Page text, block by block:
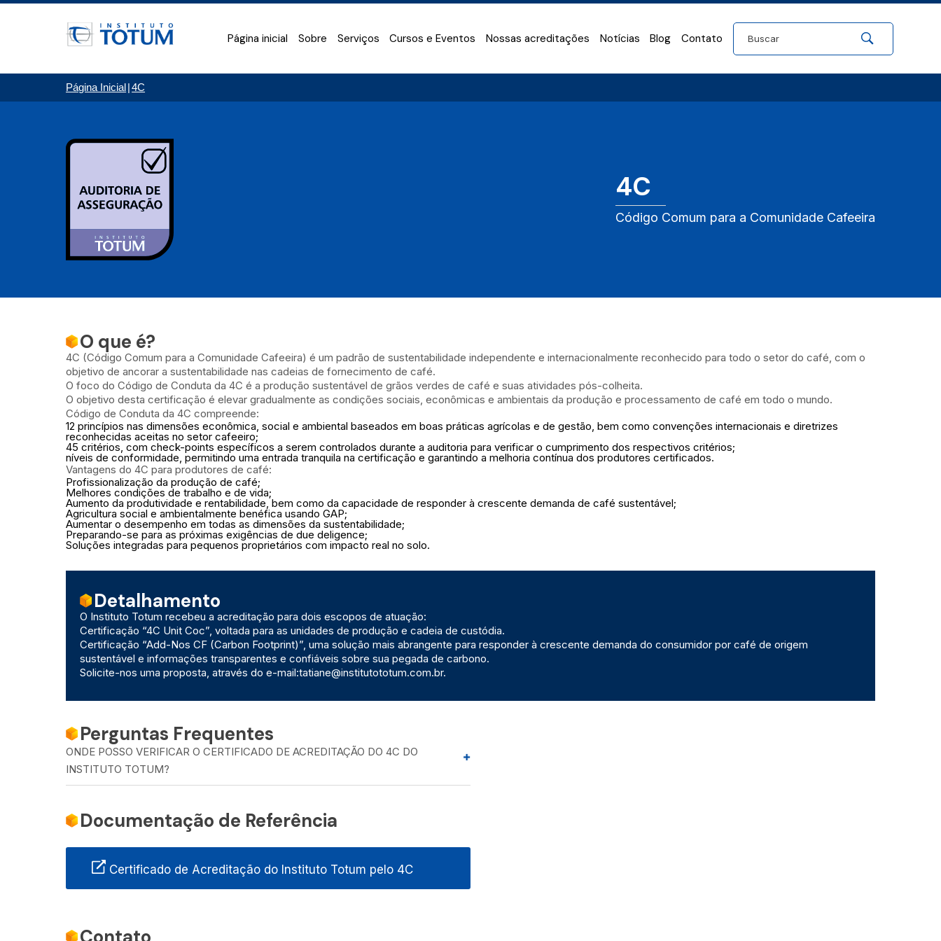
Página inicial Sobre Serviços Cursos e Eventos Nossas acreditações Notícias Blog Contato
Página Inicial|4C
4C
Código Comum para a Comunidade Cafeeira
O que é?
4C (Código Comum para a Comunidade Cafeeira) é um padrão de sustentabilidade independente e internacionalmente reconhecido para todo o setor do café, com o
objetivo de ancorar a sustentabilidade nas cadeias de fornecimento de café.
O foco do Código de Conduta da 4C é a produção sustentável de grãos verdes de café e suas atividades pós-colheita.
O objetivo desta certificação é elevar gradualmente as condições sociais, econômicas e ambientais da produção e processamento de café em todo o mundo.
Código de Conduta da 4C compreende:
12 princípios nas dimensões econômica, social e ambiental baseados em boas práticas agrícolas e de gestão, bem como convenções internacionais e diretrizes
reconhecidas aceitas no setor cafeeiro;
45 critérios, com check-points específicos a serem controlados durante a auditoria para verificar o cumprimento dos respectivos critérios;
níveis de conformidade, permitindo uma entrada tranquila na certificação e garantindo a melhoria contínua dos produtores certificados.
Vantagens do 4C para produtores de café:
Profissionalização da produção de café;
Melhores condições de trabalho e de vida;
Aumento da produtividade e rentabilidade, bem como da capacidade de responder à crescente demanda de café sustentável;
Agricultura social e ambientalmente benéfica usando GAP;
Aumentar o desempenho em todas as dimensões da sustentabilidade;
Preparando-se para as próximas exigências de due deligence;
Soluções integradas para pequenos proprietários com impacto real no solo.
Detalhamento
O Instituto Totum recebeu a acreditação para dois escopos de atuação:
Certificação “4C Unit Coc”, voltada para as unidades de produção e cadeia de custódia.
Certificação “Add-Nos CF (Carbon Footprint)”, uma solução mais abrangente para responder à crescente demanda do consumidor por café de origem
sustentável e informações transparentes e confiáveis sobre sua pegada de carbono.
Solicite-nos uma proposta, através do e-mail:tatiane@institutototum.com.br.
Perguntas Frequentes
ONDE POSSO VERIFICAR O CERTIFICADO DE ACREDITAÇÃO DO 4C DO
INSTITUTO TOTUM?
Documentação de Referência
Certificado de Acreditação do Instituto Totum pelo 4C